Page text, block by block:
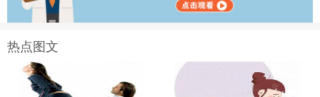
热点图文